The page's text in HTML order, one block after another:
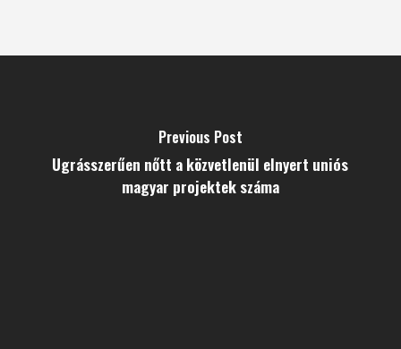
Previous Post
Ugrásszerűen nőtt a közvetlenül elnyert uniós
magyar projektek száma